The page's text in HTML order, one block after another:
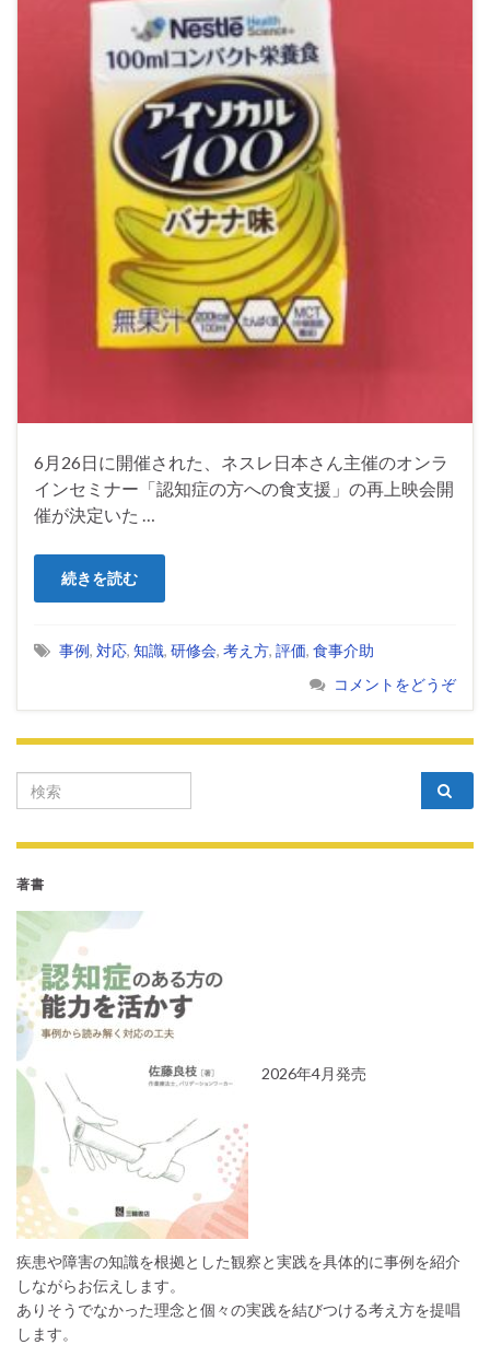
6月26日に開催された、ネスレ日本さん主催のオンラ
インセミナー「認知症の方への食支援」の再上映会開
催が決定いた …
続きを読む
事例, 対応, 知識, 研修会, 考え方, 評価, 食事介助
コメントをどうぞ
Search for:
著書
2026年4月発売
疾患や障害の知識を根拠とした観察と実践を具体的に事例を紹介
しながらお伝えします。
ありそうでなかった理念と個々の実践を結びつける考え方を提唱
します。